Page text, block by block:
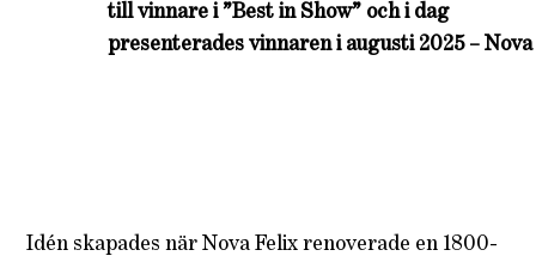
till vinnare i ”Best in Show” och i dag
presenterades vinnaren i augusti 2025 – Nova
Idén skapades när Nova Felix renoverade en 1800-